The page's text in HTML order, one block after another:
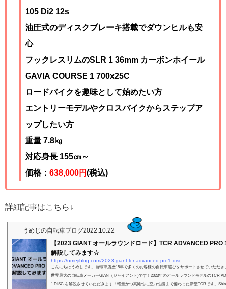
105 Di2 12s
油圧式のディスクブレーキ搭載でダウンヒルも安
心
フックレスリムのSLR 1 36mm カーボンホイール
GAVIA COURSE 1 700x25C
ロードバイクを趣味として始めたい方
エントリーモデルやクロスバイクからステップア
ップしたい方
重量 7.8㎏
対応身長 155㎝～
価格： 638,000円(税込)
詳細記事はこちら↓
うめじの自転車ブログ2022.10.22
【2023 GIANT オールラウンドロード】TCR ADVANCED PRO
解説してみます☆
https://umejiblog.com/2023-giant-tcr-advanced-pro1-disc
こんにちはうめじです。自転車店歴15年で多くのお客様の自転車選びをサポートさせていただき
世界最大の自転車メーカーGIANT(ジャイアント)です！2023年のオールラウンドモデルのTCR
1 DISC を解説させていただきます！軽量かつ高剛性に空力性能まで備わった新型TCRです。